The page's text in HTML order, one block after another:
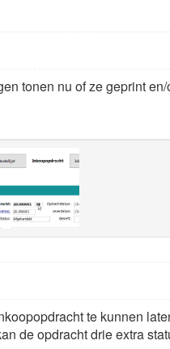
tonen nu of ze geprint
te kunnen
de opdracht drie extra